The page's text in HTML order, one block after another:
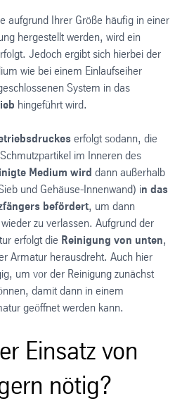
aufgrund Ihrer Größe häufig in einer
hergestellt werden, wird ein
Jedoch ergibt sich hierbei der
wie bei einem Einlaufseiher
System in das
hingeführt wird.
erfolgt sodann, die
im Inneren des
Medium wird dann außerhalb
und Gehäuse-Innenwand) in das
befördert, um dann
zu verlassen. Aufgrund der
erfolgt die Reinigung von unten,
Armatur herausdreht. Auch hier
um vor der Reinigung zunächst
damit dann in einem
geöffnet werden kann.
Einsatz von
nötig?